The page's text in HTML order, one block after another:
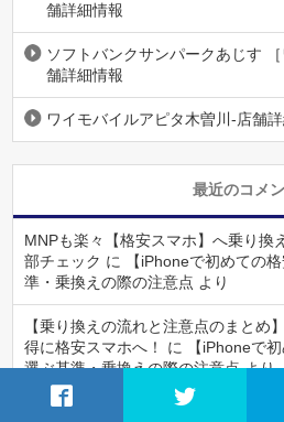
舗詳細情報
ソフトバンクサンパークあじす
舗詳細情報
ワイモバイルアピタ木曽川-店舗
最近のコメ
MNPも楽々【格安スマホ】へ乗り換
部チェック に
【iPhoneで初めての
準・乗換えの際の注意点 より
【乗り換えの流れと注意点のまとめ
得に格安スマホへ！
に
【iPhoneで
選ぶ基準・乗換えの際の注意点より
MNPも楽々【格安スマホ】へ乗り換